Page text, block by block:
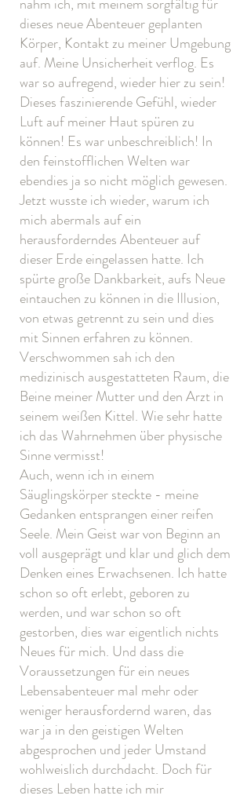
dieses neue Abenteuer geplanten
Körper, Kontakt zu meiner Umgebung
auf. Meine Unsicherheit verflog. Es
war so aufregend, wieder hier zu sein!
Dieses faszinierende Gefühl, wieder
Luft auf meiner Haut spüren zu
können! Es war unbeschreiblich! In
den feinstofflichen Welten war
ebendies ja so nicht möglich gewesen.
Jetzt wusste ich wieder, warum ich
mich abermals auf ein
herausforderndes Abenteuer auf
dieser Erde eingelassen hatte. Ich
spürte große Dankbarkeit, aufs Neue
eintauchen zu können in die Illusion,
von etwas getrennt zu sein und dies
mit Sinnen erfahren zu können.
Verschwommen sah ich den
medizinisch ausgestatteten Raum, die
Beine meiner Mutter und den Arzt in
seinem weißen Kittel. Wie sehr hatte
ich das Wahrnehmen über physische
Sinne vermisst!
Auch, wenn ich in einem
Säuglingskörper steckte - meine
Gedanken entsprangen einer reifen
Seele. Mein Geist war von Beginn an
voll ausgeprägt und klar und glich dem
Denken eines Erwachsenen. Ich hatte
schon so oft erlebt, geboren zu
werden, und war schon so oft
gestorben, dies war eigentlich nichts
Neues für mich. Und dass die
Voraussetzungen für ein neues
Lebensabenteuer mal mehr oder
weniger herausfordernd waren, das
war ja in den geistigen Welten
abgesprochen und jeder Umstand
wohlweislich durchdacht. Doch für
dieses Leben hatte ich mir